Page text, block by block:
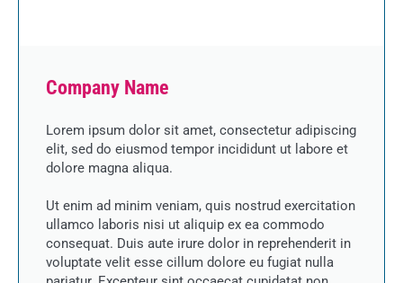
Company Name
Lorem ipsum dolor sit amet, consectetur adipiscing
elit, sed do eiusmod tempor incididunt ut labore et
dolore magna aliqua.
Ut enim ad minim veniam, quis nostrud exercitation
ullamco laboris nisi ut aliquip ex ea commodo
consequat. Duis aute irure dolor in reprehenderit in
voluptate velit esse cillum dolore eu fugiat nulla